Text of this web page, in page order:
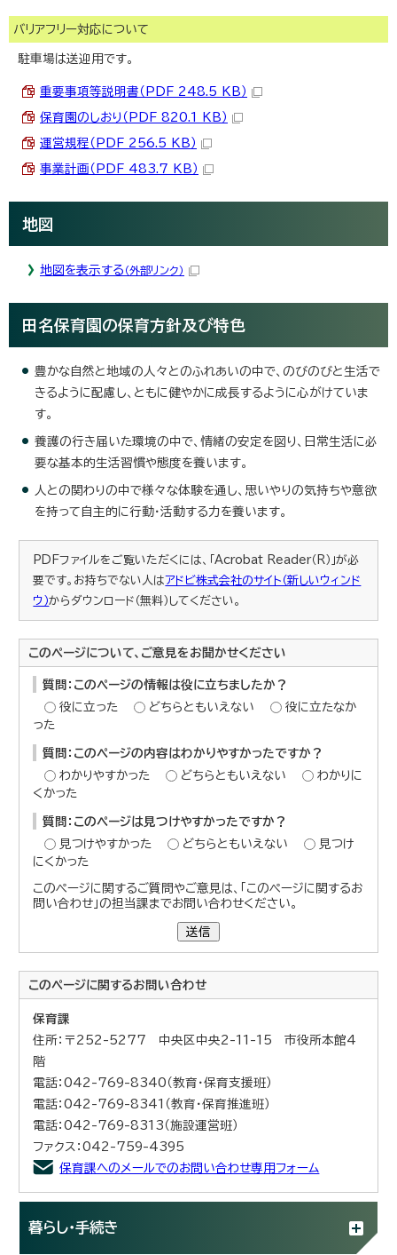
バリアフリー対応について
駐車場は送迎用です。
重要事項等説明書（PDF 248.5 KB）
保育園のしおり（PDF 820.1 KB）
運営規程（PDF 256.5 KB）
事業計画（PDF 483.7 KB）
地図
地図を表示する （外部リンク）
田名保育園の保育方針及び特色
豊かな自然と地域の人々とのふれあいの中で、のびのびと生活で
きるように配慮し、ともに健やかに成長するように心がけていま
す。
養護の行き届いた環境の中で、情緒の安定を図り、日常生活に必
要な基本的生活習慣や態度を養います。
人との関わりの中で様々な体験を通し、思いやりの気持ちや意欲
を持って自主的に行動・活動する力を養います。
PDFファイルをご覧いただくには、「Acrobat Reader（R）」が必
要です。お持ちでない人はアドビ株式会社のサイト（新しいウィンド
ウ）からダウンロード（無料）してください。
このページについて、ご意見をお聞かせください
質問：このページの情報は役に立ちましたか？
役に立った
どちらともいえない
役に立たなか
った
質問：このページの内容はわかりやすかったですか？
わかりやすかった
どちらともいえない
わかりに
くかった
質問：このページは見つけやすかったですか？
見つけやすかった
どちらともいえない
見つけ
にくかった
このページに関するご質問やご意見は、「このページに関するお
問い合わせ」の担当課までお問い合わせください。
送信
このページに関するお問い合わせ
保育課
住所：〒252-5277 中央区中央2-11-15 市役所本館4
階
電話：042-769-8340（教育・保育支援班）
電話：042-769-8341（教育・保育推進班）
電話：042-769-8313（施設運営班）
ファクス：042-759-4395
保育課へのメールでのお問い合わせ専用フォーム
暮らし・手続き